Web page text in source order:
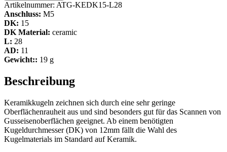
Artikelnummer: ATG-KEDK15-L28
Anschluss: M5
DK: 15
DK Material: ceramic
L: 28
AD: 11
Gewicht:: 19 g
Beschreibung
Keramikkugeln zeichnen sich durch eine sehr geringe
Oberflächenrauheit aus und sind besonders gut für das Scannen von
Gusseisenoberflächen geeignet. Ab einem benötigten
Kugeldurchmesser (DK) von 12mm fällt die Wahl des
Kugelmaterials im Standard auf Keramik.